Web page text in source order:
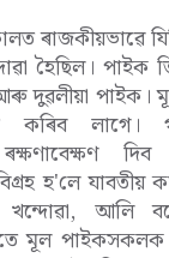
ৰাজকীয়ভাৱে
হৈছিল।
দুৱলীয়া পাইক।
কৰিব লাগে।
হ'লে যাবতীয়
আলি
মূল পাইকসকলক